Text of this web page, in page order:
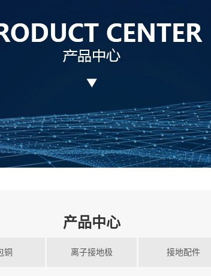
产品中心
铜 离子接地极 接地配件